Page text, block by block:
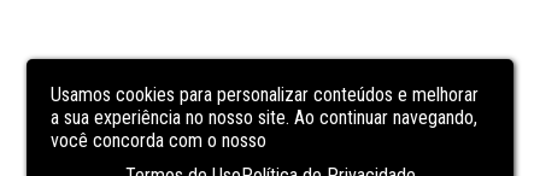
Usamos cookies para personalizar conteúdos e melhorar
a sua experiência no nosso site. Ao continuar navegando,
você concorda com o nosso